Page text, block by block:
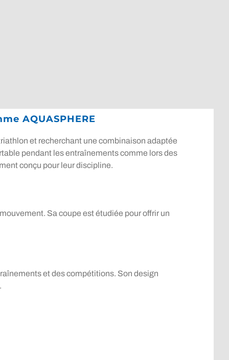
AQUASPHERE
et recherchant une combinaison adaptée
pendant les entraînements comme lors des
conçu pour leur discipline.
Sa coupe est étudiée pour offrir un
et des compétitions. Son design